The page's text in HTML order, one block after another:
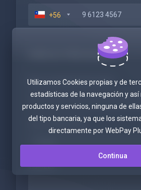
+56
Indirizzo fatturazione
Nome azienda (Opzionale)
Tax ID (Opzionale)
Indirizzo
Utilizamos Cookies propias y de
estadísticas de la navegación y
productos y servicios, ninguna de
del tipo bancaria, ya que los
directamente por WebPay
Continua